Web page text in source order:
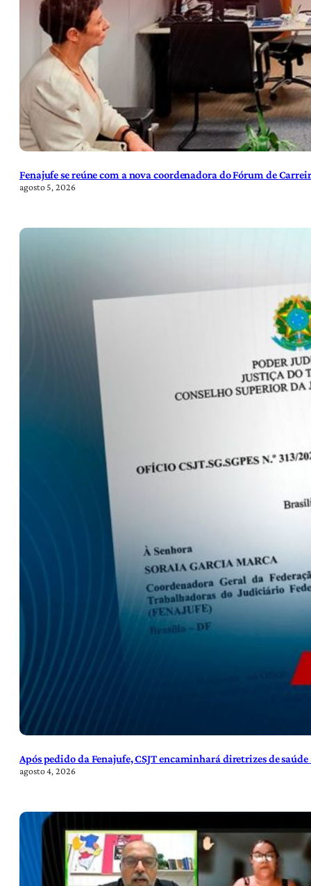
Fenajufe se reúne com a nova coordenadora do Fórum de
agosto 5, 2026
Após pedido da Fenajufe, CSJT encaminhará diretrizes de
agosto 4, 2026